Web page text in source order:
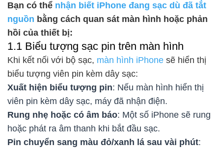
Bạn có thể nhận biết iPhone đang sạc dù đã tắt
nguồn bằng cách quan sát màn hình hoặc phản
hồi của thiết bị:
1.1 Biểu tượng sạc pin trên màn hình
Khi kết nối với bộ sạc, màn hình iPhone sẽ hiển thị
biểu tượng viên pin kèm dây sạc:
Xuất hiện biểu tượng pin: Nếu màn hình hiển thị
viên pin kèm dây sạc, máy đã nhận điện.
Rung nhẹ hoặc có âm báo: Một số iPhone sẽ rung
hoặc phát ra âm thanh khi bắt đầu sạc.
Pin chuyển sang màu đỏ/xanh lá sau vài phút: